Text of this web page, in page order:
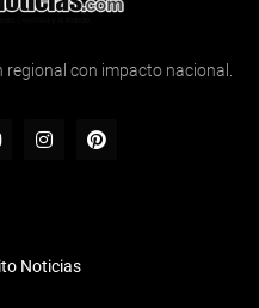
regional con impacto nacional.
Noticias